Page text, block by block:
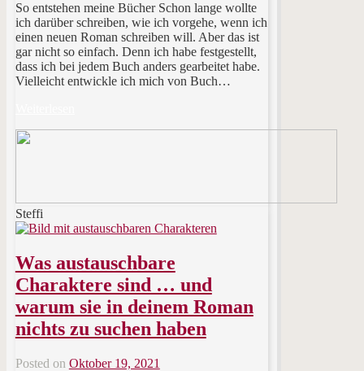
So entstehen meine Bücher Schon lange wollte
ich darüber schreiben, wie ich vorgehe, wenn ich
einen neuen Roman schreiben will. Aber das ist
gar nicht so einfach. Denn ich habe festgestellt,
dass ich bei jedem Buch anders gearbeitet habe.
Vielleicht entwickle ich mich von Buch…
Steffi
Was austauschbare
Charaktere sind … und
warum sie in deinem Roman
nichts zu suchen haben
Posted on Oktober 19, 2021